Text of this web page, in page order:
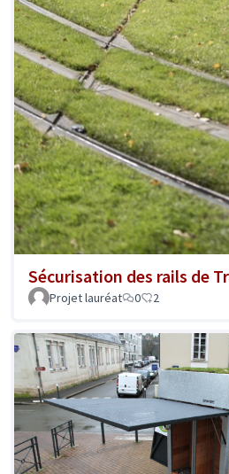
Sécurisation des rails de
Projet lauréat 0 2